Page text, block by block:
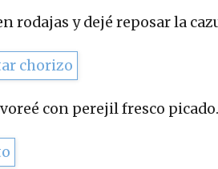
rodajas y dejé reposar la
con perejil fresco picado.